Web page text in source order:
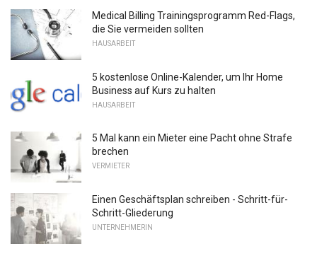
Medical Billing Trainingsprogramm Red-Flags,
die Sie vermeiden sollten
HAUSARBEIT
5 kostenlose Online-Kalender, um Ihr Home
Business auf Kurs zu halten
HAUSARBEIT
5 Mal kann ein Mieter eine Pacht ohne Strafe
brechen
VERMIETER
Einen Geschäftsplan schreiben - Schritt-für-
Schritt-Gliederung
UNTERNEHMERIN